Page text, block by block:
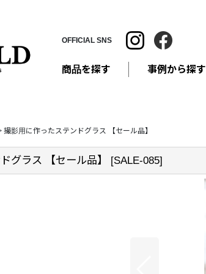
商品を探す 事例から探す
OFFICIAL SNS
撮影用に作ったステンドグラス 【セール品】
グラス 【セール品】 [SALE-085]